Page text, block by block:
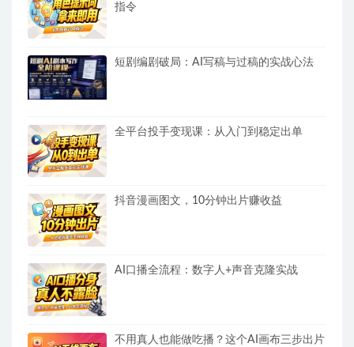
指令
短剧编剧破局：AI写稿与过稿的实战心法
全平台投手变现课：从入门到稳定出单
抖音漫画图文，10分钟出片赚收益
AI口播全流程：数字人+声音克隆实战
不用真人也能做吃播？这个AI画布三步出片